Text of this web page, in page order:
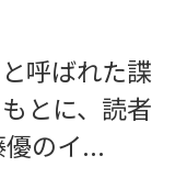
呼ばれた諜
とに、読者
のイ...